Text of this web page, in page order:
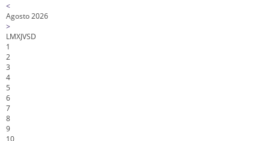
<
Agosto 2026
>
LMXJVSD
1
2
3
4
5
6
7
8
9
10